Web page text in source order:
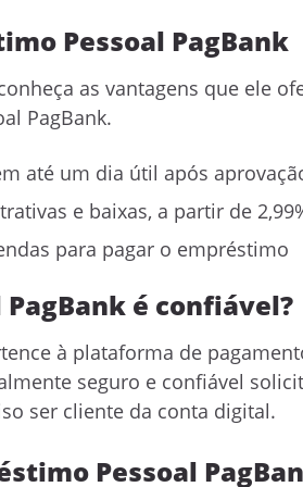
Pessoal PagBank
as vantagens que ele
PagBank.
até um dia útil após
e baixas, a partir de
para pagar o empréstimo
é confiável?
à plataforma de
seguro e confiável
ser cliente da conta digital.
Pessoal